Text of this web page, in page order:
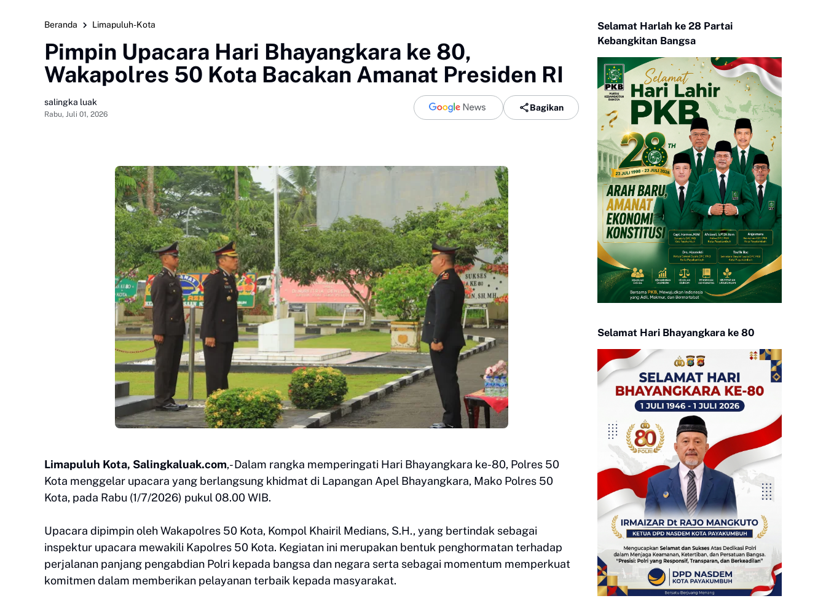
Beranda Limapuluh-Kota
Pimpin Upacara Hari Bhayangkara ke 80,
Wakapolres 50 Kota Bacakan Amanat Presiden RI
salingka luak
Rabu, Juli 01, 2026
Bagikan
Limapuluh Kota, Salingkaluak.com,- Dalam rangka memperingati Hari Bhayangkara ke-80, Polres 50
Kota menggelar upacara yang berlangsung khidmat di Lapangan Apel Bhayangkara, Mako Polres 50
Kota, pada Rabu (1/7/2026) pukul 08.00 WIB.
Upacara dipimpin oleh Wakapolres 50 Kota, Kompol Khairil Medians, S.H., yang bertindak sebagai
inspektur upacara mewakili Kapolres 50 Kota. Kegiatan ini merupakan bentuk penghormatan terhadap
perjalanan panjang pengabdian Polri kepada bangsa dan negara serta sebagai momentum memperkuat
komitmen dalam memberikan pelayanan terbaik kepada masyarakat.
Selamat Harlah ke 28 Partai
Kebangkitan Bangsa
Selamat Hari Bhayangkara ke 80